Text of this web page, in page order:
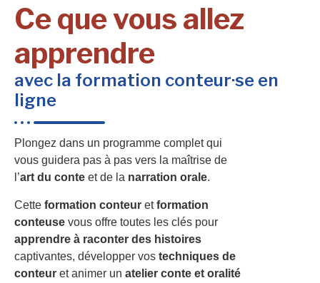
Ce que vous allez
apprendre
avec la formation conteur·se en
ligne
Plongez dans un programme complet qui
vous guidera pas à pas vers la maîtrise de
l’art du conte et de la narration orale.
Cette formation conteur etformation
conteuse vous offre toutes les clés pour
apprendre à raconter des histoires
captivantes, développer vos techniques de
conteur et animer un atelier conte et oralité